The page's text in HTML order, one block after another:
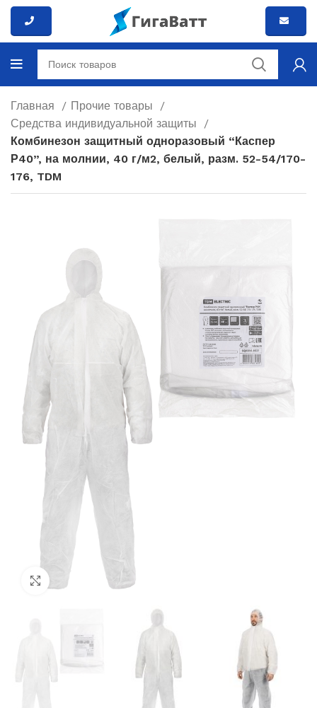
Главная
Прочие товары
Средства индивидуальной защиты
Комбинезон защитный одноразовый “Каспер
Р40”, на молнии, 40 г/м2, белый, разм. 52-54/170-
176, TDM
Нажмите, чтобы увеличить изображение